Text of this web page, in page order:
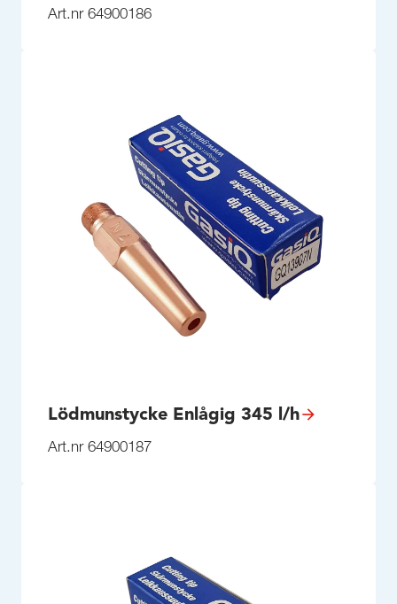
Art.nr 64900186
Lödmunstycke Enlågig 345 l/h
Art.nr 64900187